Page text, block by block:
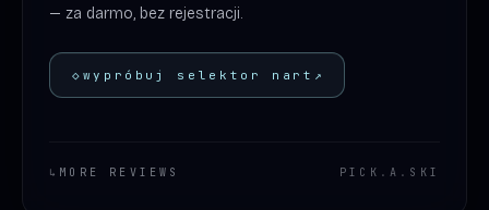
— za darmo, bez rejestracji.
◇ wypróbuj selektor nart ↗
↳ MORE REVIEWS PICK . A . SKI